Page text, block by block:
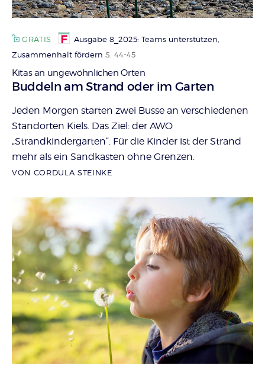
GRATIS
Ausgabe 8_2025: Teams unterstützen,
Zusammenhalt fördern S. 44-45
Kitas an ungewöhnlichen Orten
:
Buddeln am Strand oder im Garten
Jeden Morgen starten zwei Busse an verschiedenen
Standorten Kiels. Das Ziel: der AWO
„Strandkindergarten“. Für die Kinder ist der Strand
mehr als ein Sandkasten ohne Grenzen.
VON CORDULA STEINKE